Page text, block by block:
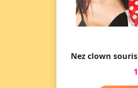
Nez clown